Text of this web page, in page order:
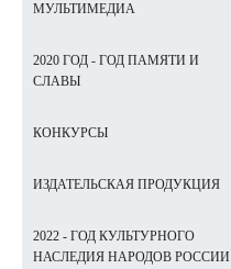
МУЛЬТИМЕДИА
2020 ГОД - ГОД ПАМЯТИ И
СЛАВЫ
КОНКУРСЫ
ИЗДАТЕЛЬСКАЯ ПРОДУКЦИЯ
2022 - ГОД КУЛЬТУРНОГО
НАСЛЕДИЯ НАРОДОВ РОССИИ